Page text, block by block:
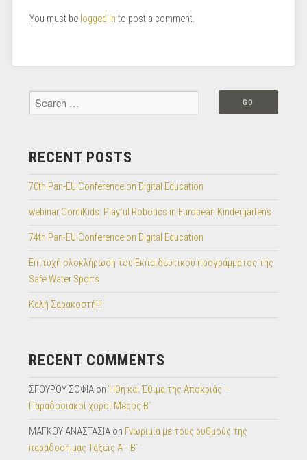
You must be logged in to post a comment.
RECENT POSTS
70th Pan-EU Conference on Digital Education
webinar CordiKids: Playful Robotics in European Kindergartens
74th Pan-EU Conference on Digital Education
Επιτυχή ολοκλήρωση του Εκπαιδευτικού προγράμματος της
Safe Water Sports
Καλή Σαρακοστή!!!
RECENT COMMENTS
ΣΓΟΥΡΟΥ ΣΟΦΙΑon Ήθη και Έθιμα της Αποκριάς –
Παραδοσιακοί χοροί Μέρος Β΄
ΜΑΓΚΟΥ ΑΝΑΣΤΑΣΙΑon Γνωριμία με τους ρυθμούς της
παράδοσή μας Tάξεις Α΄- Β΄